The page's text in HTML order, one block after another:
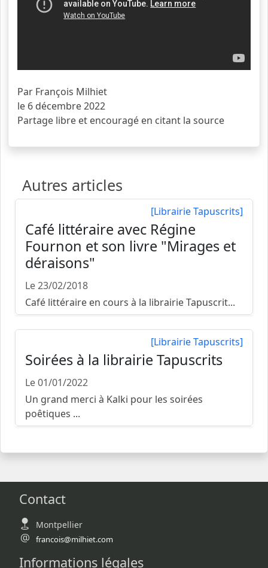
Par François Milhiet
le 6 décembre 2022
Partage libre et encouragé en citant la source
Autres articles
[Librairie Tapuscrits]
Café littéraire avec Régine
Fournon et son livre "Mirages et
déraisons"
Le 23/02/2018
Café littéraire en cours à la librairie Tapuscrit...
[Librairie Tapuscrits]
Soirées à la librairie Tapuscrits
Le 01/01/2022
Un grand merci à Kalki pour les soirées
poêtiques ...
Contact
Montpellier
francois@milhiet.com
Informations légales